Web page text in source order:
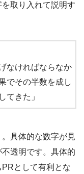
取り入れて説明す
なければならなか
でその半数を成し
てきた」
具体的な数字が見
透明です。具体的
として有利とな